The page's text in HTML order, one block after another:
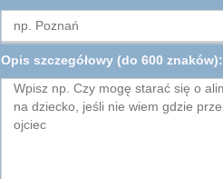
Opis szczegółowy (do 600 znaków):